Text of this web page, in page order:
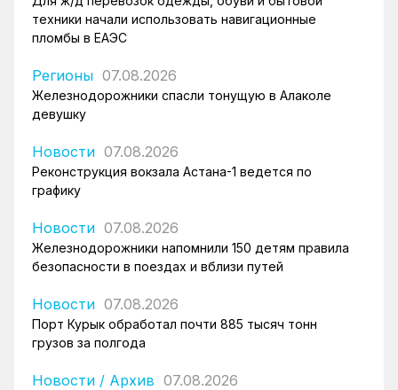
техники начали использовать навигационные
пломбы в ЕАЭС
Регионы 07.08.2026
Железнодорожники спасли тонущую в Алаколе
девушку
Новости 07.08.2026
Реконструкция вокзала Астана-1 ведется по
графику
Новости 07.08.2026
Железнодорожники напомнили 150 детям правила
безопасности в поездах и вблизи путей
Новости 07.08.2026
Порт Курык обработал почти 885 тысяч тонн
грузов за полгода
Новости / Архив 07.08.2026